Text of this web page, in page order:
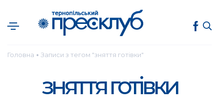
Головна ● Записи з тегом "зняття готівки"
зняття готівки